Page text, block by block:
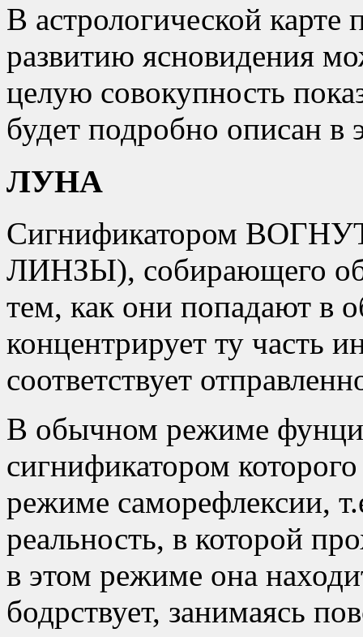
В астрологической карте
развитию ясновидения
целую совокупность
будет подробно описан в
ЛУНА
Сигнификатором
ЛИНЗЫ), собирающего
тем, как они попадают в
концентрирует ту часть
соответствует
В обычном режиме
сигнификатором
режиме саморефлексии,
реальность, в которой
в этом режиме она
бодрствует, занимаясь